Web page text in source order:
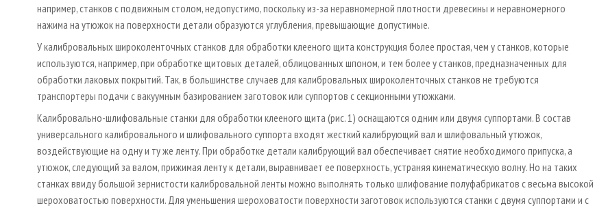
например, станков с подвижным столом, недопустимо, поскольку из-за неравномерной плотности древесины и неравномерного
нажима на утюжок на поверхности детали образуются углубления, превышающие допустимые.
У калибровальных широколенточных станков для обработки клееного щита конструкция более простая, чем у станков, которые
используются, например, при обработке щитовых деталей, облицованных шпоном, и тем более у станков, предназначенных для
обработки лаковых покрытий. Так, в большинстве случаев для калибровальных широколенточных станков не требуются
транспортеры подачи с вакуумным базированием заготовок или суппортов с секционными утюжками.
Калибровально-шлифовальные станки для обработки клееного щита (рис. 1) оснащаются одним или двумя суппортами. В состав
универсального калибровального и шлифовального суппорта входят жесткий калибрующий вал и шлифовальный утюжок,
воздействующие на одну и ту же ленту. При обработке детали калибрующий вал обеспечивает снятие необходимого припуска, а
утюжок, следующий за валом, прижимая ленту к детали, выравнивает ее поверхность, устраняя кинематическую волну. Но на таких
станках ввиду большой зернистости калибровальной ленты можно выполнять только шлифование полуфабрикатов с весьма высокой
шероховатостью поверхности. Для уменьшения шероховатости поверхности заготовок используются станки с двумя суппортами и с